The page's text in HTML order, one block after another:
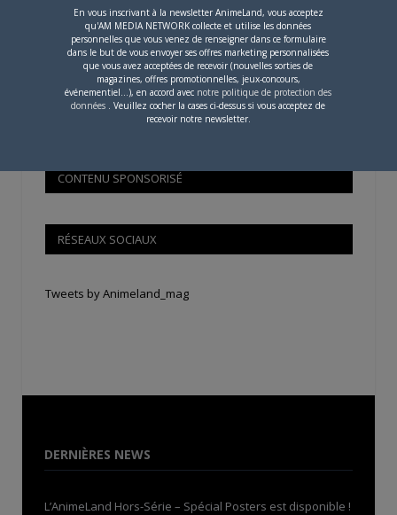
Si votre ville n'est pas dans la liste,contactez-nous
CONTENU SPONSORISÉ
RÉSEAUX SOCIAUX
Tweets by Animeland_mag
DERNIÈRES NEWS
L’AnimeLand Hors-Série – Spécial Posters est disponible !
En vous inscrivant à la newsletter AnimeLand, vous acceptez
qu'AM MEDIA NETWORK collecte et utilise les données
personnelles que vous venez de renseigner dans ce formulaire
dans le but de vous envoyer ses offres marketing personnalisées
que vous avez acceptées de recevoir (nouvelles sorties de
magazines, offres promotionnelles, jeux-concours,
événementiel...), en accord avec notre politique de protection des
données . Veuillez cocher la cases ci-dessus si vous acceptez de
recevoir notre newsletter.